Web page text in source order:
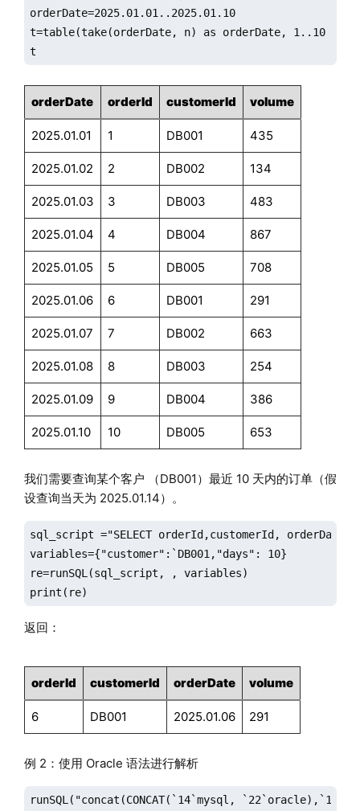
orderDate=2025.01.01..2025.01.10
t=table(take(orderDate, n) as orderDate, 1..10 as
t
orderDate orderId customerId volume
2025.01.01 1 DB001 435
2025.01.02 2 DB002 134
2025.01.03 3 DB003 483
2025.01.04 4 DB004 867
2025.01.05 5 DB005 708
2025.01.06 6 DB001 291
2025.01.07 7 DB002 663
2025.01.08 8 DB003 254
2025.01.09 9 DB004 386
2025.01.10 10 DB005 653
我们需要查询某个客户 （DB001）最近 10 天内的订单（假
设查询当天为 2025.01.14）。
sql_script ="SELECT orderId,customerId, orderDate,
variables={"customer":`DB001,"days": 10}
re=runSQL(sql_script, , variables)
print(re)
返回：
orderId customerId orderDate volume
6 DB001 2025.01.06 291
例 2：使用 Oracle 语法进行解析
runSQL("concat(CONCAT(`14`mysql,